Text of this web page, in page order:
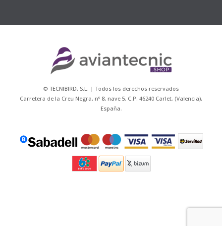
© TECNIBIRD, S.L. | Todos los derechos reservados
Carretera de la Creu Negra, nº 8, nave 5. C.P. 46240 Carlet, (Valencia),
España.